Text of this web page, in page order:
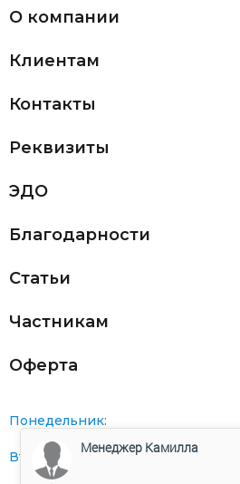
О компании
Клиентам
Контакты
Реквизиты
ЭДО
Благодарности
Статьи
Частникам
Оферта
Понедельник:
Вторник:
Менеджер Камилла